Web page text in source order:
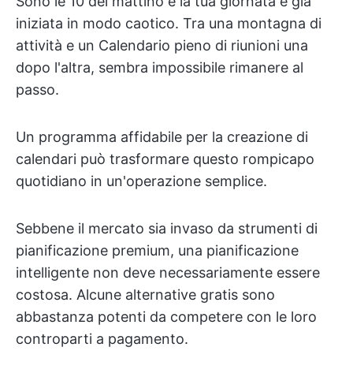
iniziata in modo caotico. Tra una montagna di
attività e un Calendario pieno di riunioni una
dopo l'altra, sembra impossibile rimanere al
passo.
Un programma affidabile per la creazione di
calendari può trasformare questo rompicapo
quotidiano in un'operazione semplice.
Sebbene il mercato sia invaso da strumenti di
pianificazione premium, una pianificazione
intelligente non deve necessariamente essere
costosa. Alcune alternative gratis sono
abbastanza potenti da competere con le loro
controparti a pagamento.